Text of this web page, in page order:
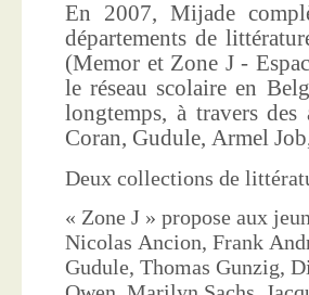
En 2007, Mijade
départements de
(Memor et Zone J -
le réseau scolaire en
longtemps, à travers
Coran, Gudule, Armel
Deux collections de
« Zone J » propose aux
Nicolas Ancion, Frank
Gudule, Thomas Gunzig,